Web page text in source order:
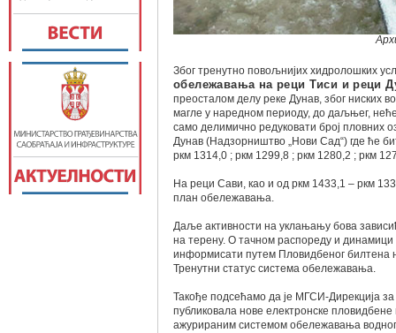
Због тренутно повољнијих хидролошких
обележавања на реци Тиси и реци
преосталом делу реке Дунав, због ниских
магле у наредном периоду, до даљњег,
само делимично редуковати број пловних
Дунав (Надзорништво „Нови Сад“) где ће
ркм 1314,0 ; ркм 1299,8 ; ркм 1280,2 ; ркм
На реци Сави, као и од ркм 1433,1 – ркм
план обележавања.
Даље активности на уклањању бова
на терену. О тачном распореду и
информисати путем Пловидбеног билтена
Тренутни статус система обележавања.
Такође подсећамо да је МГСИ-Дирекција
публиковала нове електронске
ажурираним системом обележавања